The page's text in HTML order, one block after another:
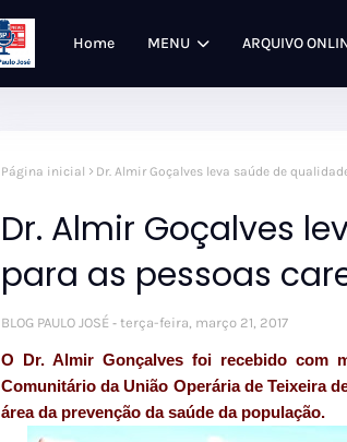
Home MENU ARQUIVO
Página inicial Dr. Almir Goçalves leva saúde de
Dr. Almir Goçalves
para as pessoas
BLOG PAULO JOSÉ terça-feira, março 21, 2017
O Dr. Almir Gonçalves foi recebido com
Comunitário da União Operária de Teixeira
área da prevenção da saúde da população.